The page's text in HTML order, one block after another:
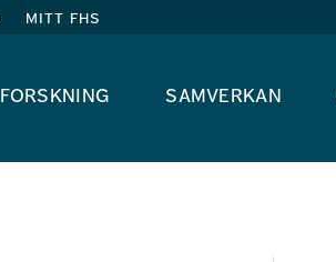
mitt fhs
forskning samverkan